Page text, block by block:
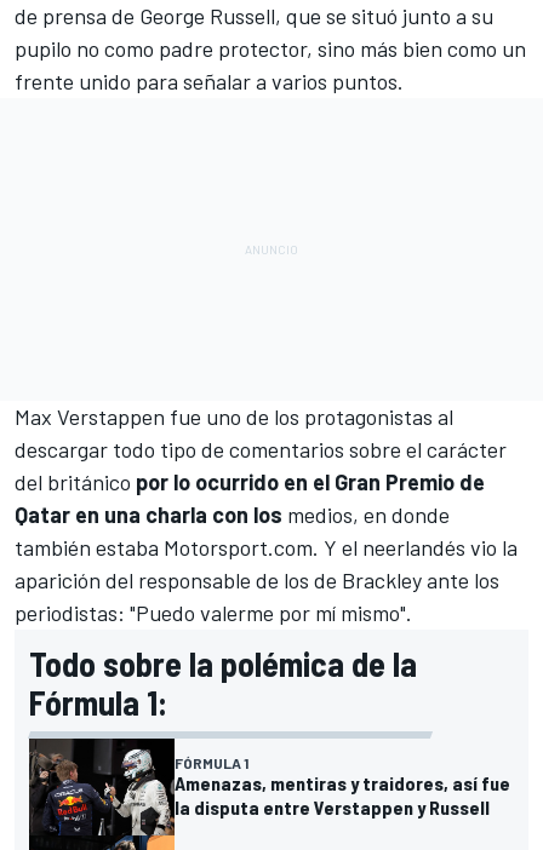
de prensa de George Russell, que se situó junto a su
pupilo no como padre protector, sino más bien como un
frente unido para señalar a varios puntos.
Max Verstappen fue uno de los protagonistas al
descargar todo tipo de comentarios sobre el carácter
del británico por lo ocurrido en el Gran Premio de
Qatar en una charla con los medios, en donde
también estaba Motorsport.com. Y el neerlandés vio la
aparición del responsable de los de Brackley ante los
periodistas: "Puedo valerme por mí mismo".
Todo sobre la polémica de la
Fórmula 1:
FÓRMULA 1
Amenazas, mentiras y traidores, así fue
la disputa entre Verstappen y Russell